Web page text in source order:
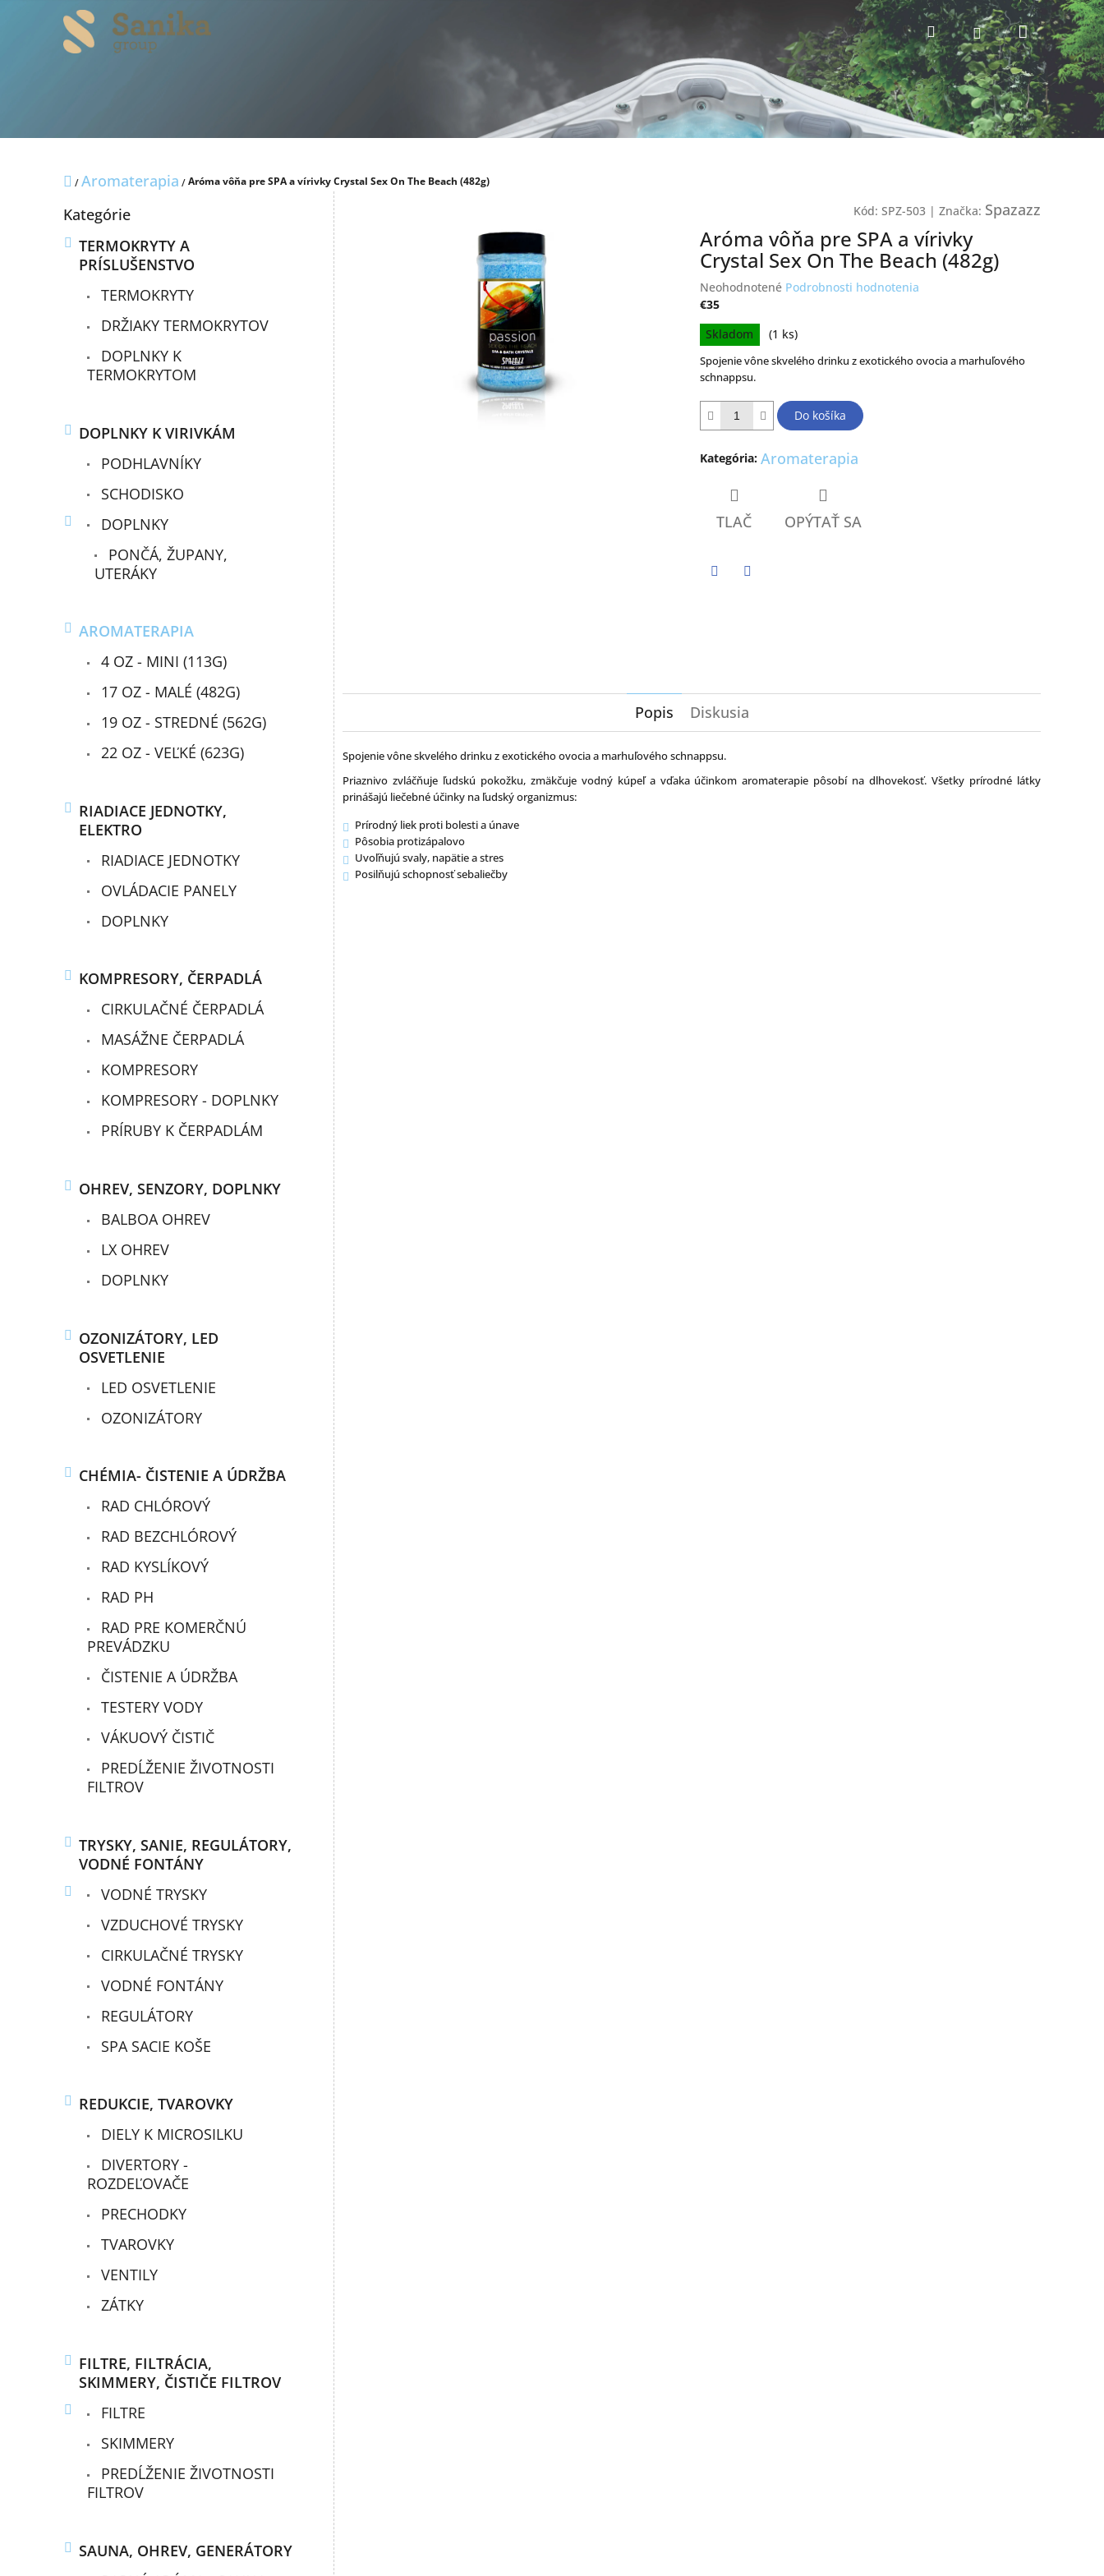
HľadaťPrihlásenieNákupný
košík
Domov
/Aromaterapia /Aróma vôňa pre SPA a vírivky Crystal Sex On The Beach (482g)
oPreskočiť
Kategórie
TERMOKRYTY A
PRÍSLUŠENSTVO
TERMOKRYTY
DRŽIAKY TERMOKRYTOV
DOPLNKY K
TERMOKRYTOM
DOPLNKY K VIRIVKÁM
PODHLAVNÍKY
SCHODISKO
DOPLNKY
PONČÁ, ŽUPANY,
UTERÁKY
AROMATERAPIA
4 OZ - MINI (113G)
17 OZ - MALÉ (482G)
19 OZ - STREDNÉ (562G)
22 OZ - VEĽKÉ (623G)
RIADIACE JEDNOTKY,
ELEKTRO
RIADIACE JEDNOTKY
OVLÁDACIE PANELY
DOPLNKY
KOMPRESORY, ČERPADLÁ
CIRKULAČNÉ ČERPADLÁ
MASÁŽNE ČERPADLÁ
KOMPRESORY
KOMPRESORY - DOPLNKY
PRÍRUBY K ČERPADLÁM
OHREV, SENZORY, DOPLNKY
BALBOA OHREV
LX OHREV
DOPLNKY
OZONIZÁTORY, LED
OSVETLENIE
LED OSVETLENIE
OZONIZÁTORY
CHÉMIA- ČISTENIE A ÚDRŽBA
RAD CHLÓROVÝ
RAD BEZCHLÓROVÝ
RAD KYSLÍKOVÝ
RAD PH
RAD PRE KOMERČNÚ
PREVÁDZKU
ČISTENIE A ÚDRŽBA
TESTERY VODY
VÁKUOVÝ ČISTIČ
PREDĹŽENIE ŽIVOTNOSTI
FILTROV
TRYSKY, SANIE, REGULÁTORY,
VODNÉ FONTÁNY
VODNÉ TRYSKY
VZDUCHOVÉ TRYSKY
CIRKULAČNÉ TRYSKY
VODNÉ FONTÁNY
REGULÁTORY
SPA SACIE KOŠE
REDUKCIE, TVAROVKY
DIELY K MICROSILKU
DIVERTORY -
ROZDEĽOVAČE
PRECHODKY
TVAROVKY
VENTILY
ZÁTKY
FILTRE, FILTRÁCIA,
SKIMMERY, ČISTIČE FILTROV
FILTRE
SKIMMERY
PREDĹŽENIE ŽIVOTNOSTI
FILTROV
SAUNA, OHREV, GENERÁTORY
Kód: SPZ-503 | Značka: Spazazz
Aróma vôňa pre SPA a vírivky
Crystal Sex On The Beach (482g)
Priemerné
hodnotenie
je
z
5
hviezdičiek.
Neohodnotené Podrobnosti hodnotenia
€35
Jednotková
cena:
Skladom (1 ks)
Spojenie vône skvelého drinku z exotického ovocia a marhuľového
schnappsu.
Do košíka
Kategória: Aromaterapia
TLAČ OPÝTAŤ SA
Popis Diskusia
Spojenie vône skvelého drinku z exotického ovocia a marhuľového schnappsu.
Priaznivo zvláčňuje ľudskú pokožku, zmäkčuje vodný kúpeľ a vďaka účinkom aromaterapie pôsobí na dlhovekosť. Všetky prírodné látky
prinášajú liečebné účinky na ľudský organizmus:
Prírodný liek proti bolesti a únave
Pôsobia protizápalovo
Uvoľňujú svaly, napätie a stres
Posilňujú schopnosť sebaliečby